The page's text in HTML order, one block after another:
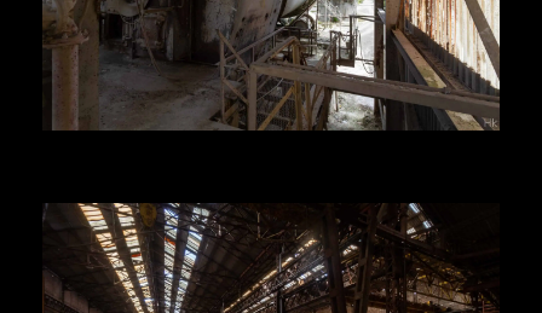
Voir la suite